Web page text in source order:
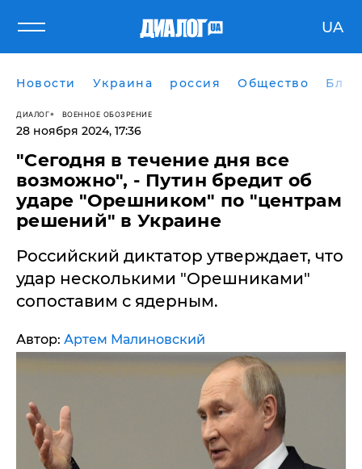
UA
Новости Украина россия Общество
ДИАЛОГ ВОЕННОЕ ОБОЗРЕНИЕ
28 ноября 2024, 17:36
"Сегодня в течение дня все
возможно", - Путин бредит об
ударе "Орешником" по "центрам
решений" в Украине
Российский диктатор утверждает, что
удар несколькими "Орешниками"
сопоставим с ядерным.
Автор: Артем Малиновский